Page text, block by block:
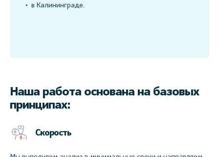
в Калининграде.
Наша работа основана на базовых
принципах:
Скорость